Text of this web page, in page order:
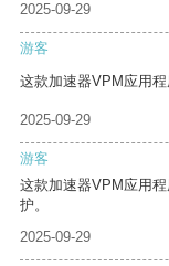
2025-09-29
游客
这款加速器VPM应用程
2025-09-29
游客
这款加速器VPM应用
护。
2025-09-29